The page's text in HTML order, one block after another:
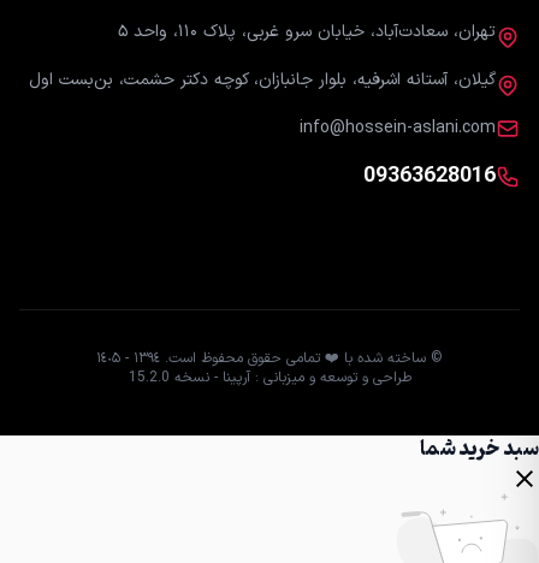
تهران، سعادت‌آباد، خیابان سرو غربی، پلاک ۱۱۰، واحد ۵
گیلان، آستانه اشرفیه، بلوار جانبازان، کوچه دکتر حشمت، بن‌بست اول
info@hossein-aslani.com
09363628016
© ساخته شده با ❤️ تمامی حقوق محفوظ است. ١٣٩٤ - ١٤٠۵
طراحی و توسعه و میزبانی : آرپینا - نسخه 15.2.0
سبد خرید شما